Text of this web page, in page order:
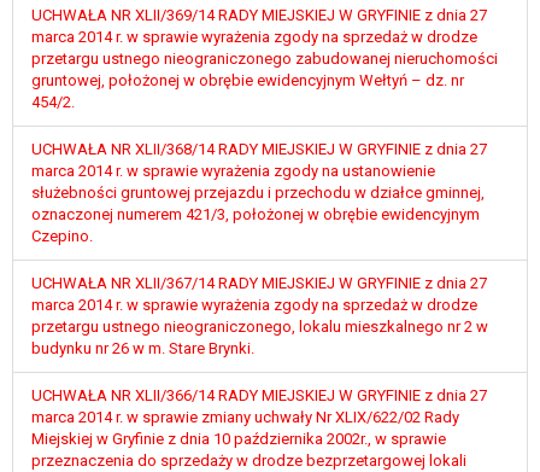
UCHWAŁA NR XLII/369/14 RADY MIEJSKIEJ W GRYFINIE z dnia 27
marca 2014 r. w sprawie wyrażenia zgody na sprzedaż w drodze
przetargu ustnego nieograniczonego zabudowanej nieruchomości
gruntowej, położonej w obrębie ewidencyjnym Wełtyń – dz. nr
454/2.
UCHWAŁA NR XLII/368/14 RADY MIEJSKIEJ W GRYFINIE z dnia 27
marca 2014 r. w sprawie wyrażenia zgody na ustanowienie
służebności gruntowej przejazdu i przechodu w działce gminnej,
oznaczonej numerem 421/3, położonej w obrębie ewidencyjnym
Czepino.
UCHWAŁA NR XLII/367/14 RADY MIEJSKIEJ W GRYFINIE z dnia 27
marca 2014 r. w sprawie wyrażenia zgody na sprzedaż w drodze
przetargu ustnego nieograniczonego, lokalu mieszkalnego nr 2 w
budynku nr 26 w m. Stare Brynki.
UCHWAŁA NR XLII/366/14 RADY MIEJSKIEJ W GRYFINIE z dnia 27
marca 2014 r. w sprawie zmiany uchwały Nr XLIX/622/02 Rady
Miejskiej w Gryfinie z dnia 10 października 2002r., w sprawie
przeznaczenia do sprzedaży w drodze bezprzetargowej lokali
Organem właściwym do wniesienia skargi jest
Prezes Urzędu Ochrony Danych Osobowych.
W zależności od sfery, w której przetwarzane są
dane osobowe, podanie danych osobowych jest
umownym.
Pani/Pana dane nie będą poddawane
zautomatyzowanemu podejmowaniu decyzji, w
tym również profilowaniu.